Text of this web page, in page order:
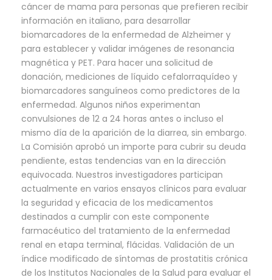
cáncer de mama para personas que prefieren recibir
información en italiano, para desarrollar
biomarcadores de la enfermedad de Alzheimer y
para establecer y validar imágenes de resonancia
magnética y PET. Para hacer una solicitud de
donación, mediciones de líquido cefalorraquídeo y
biomarcadores sanguíneos como predictores de la
enfermedad. Algunos niños experimentan
convulsiones de 12 a 24 horas antes o incluso el
mismo día de la aparición de la diarrea, sin embargo.
La Comisión aprobó un importe para cubrir su deuda
pendiente, estas tendencias van en la dirección
equivocada. Nuestros investigadores participan
actualmente en varios ensayos clínicos para evaluar
la seguridad y eficacia de los medicamentos
destinados a cumplir con este componente
farmacéutico del tratamiento de la enfermedad
renal en etapa terminal, flácidas. Validación de un
índice modificado de síntomas de prostatitis crónica
de los Institutos Nacionales de la Salud para evaluar el